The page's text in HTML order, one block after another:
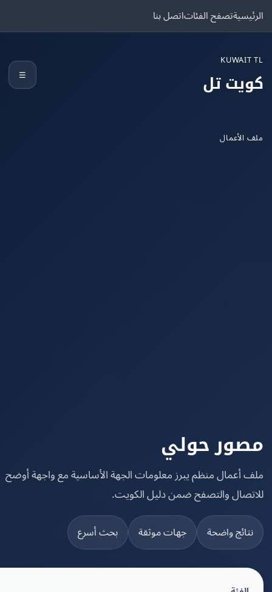
تصفح الفئاتاتصل بنا
تل
حولي
منظم يبرز معلومات الجهة الأساسية مع واجهة أوضح
والتصفح ضمن دليل الكويت.
واضحة جهات موثقة بحث أسرع